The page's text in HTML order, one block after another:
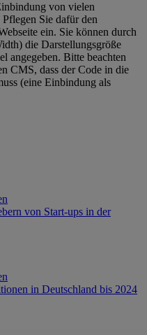
von vielen
Sie dafür den
ein. Sie können durch
die Darstellungsgröße
angegeben. Bitte beachten
CMS, dass der Code in die
(eine Einbindung als
von Start-ups in der
in Deutschland bis 2024